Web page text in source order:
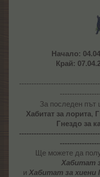
Начало:
Край:
За последен път
Хабитат за лорита,
Гнездо за
Ще можете да
Хабитат
и Хабитат за хиени